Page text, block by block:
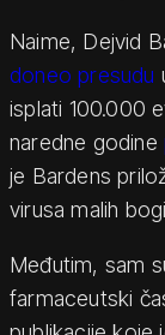
Naime, Dejvid
doneo presudu
isplati 100.000
naredne godine
je Bardens
virusa malih
Međutim, sam
farmaceutski